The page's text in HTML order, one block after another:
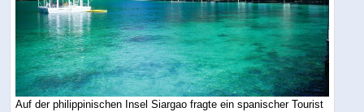
Auf der philippinischen Insel Siargao fragte ein spanischer Tourist